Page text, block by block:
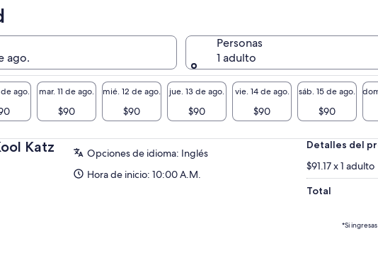
ago.
Personas
1 adulto
ago. mar. 11 de ago.
$90
mié. 12 de ago.
$90
jue. 13 de ago.
$90
vie. 14 de ago.
$90
sáb. 15 de ago.
$90
Katz
Opciones de idioma: Inglés
Hora de inicio: 10:00 A.M.
Detalles del
$91.17 x 1 adulto
Total
*Si